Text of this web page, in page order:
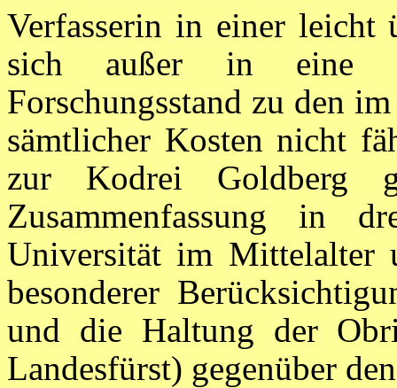
Verfasserin in einer leicht
sich außer in eine
Forschungsstand zu den
sämtlicher Kosten nicht
zur Kodrei Goldberg
Zusammenfassung in
Universität im Mittelalter
besonderer
und die Haltung der
Landesfürst) gegenüber